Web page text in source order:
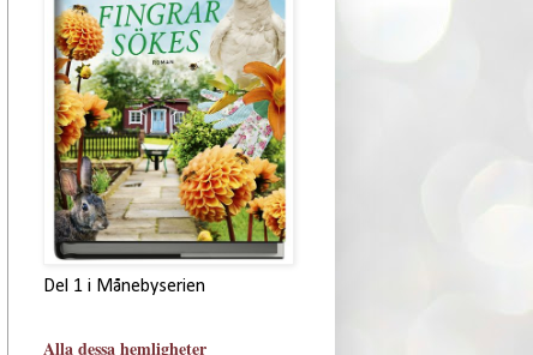
Del 1 i Månebyserien
Alla dessa hemligheter